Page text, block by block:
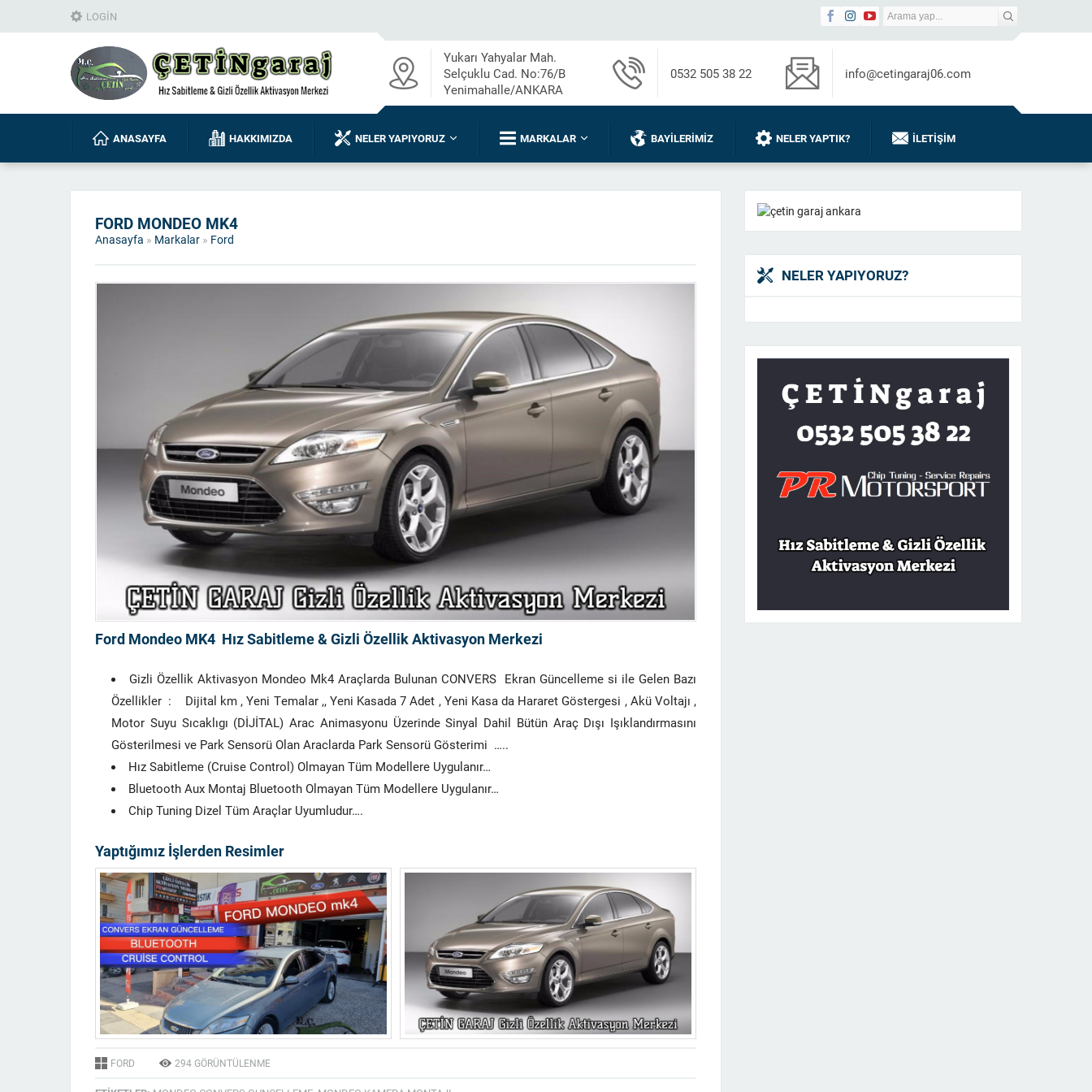
LOGIN
Yukarı Yahyalar Mah.
Selçuklu Cad. No:76/B
Yenimahalle/ANKARA
0532 505 38 22 info@cetingaraj06.com
ANASAYFA HAKKIMIZDA NELER YAPIYORUZ MARKALAR BAYILERIMIZ NELER YAPTIK? İLETIŞIM
FORD MONDEO MK4
Anasayfa » Markalar » Ford
Ford Mondeo MK4 Hız Sabitleme & Gizli Özellik Aktivasyon Merkezi
Gizli Özellik Aktivasyon Mondeo Mk4 Araçlarda Bulunan CONVERS Ekran Güncelleme si ile Gelen Bazı
Özellikler : Dijital km , Yeni Temalar ,, Yeni Kasada 7 Adet , Yeni Kasa da Hararet Göstergesi , Akü Voltajı ,
Motor Suyu Sıcaklıgı (DİJİTAL) Arac Animasyonu Üzerinde Sinyal Dahil Bütün Araç Dışı Işıklandırmasını
Gösterilmesi ve Park Sensorü Olan Araclarda Park Sensorü Gösterimi …..
Hız Sabitleme (Cruise Control) Olmayan Tüm Modellere Uygulanır…
Bluetooth Aux Montaj Bluetooth Olmayan Tüm Modellere Uygulanır…
Chip Tuning Dizel Tüm Araçlar Uyumludur….
Yaptığımız İşlerden Resimler
FORD 294GÖRÜNTÜLENME
NELER YAPIYORUZ?